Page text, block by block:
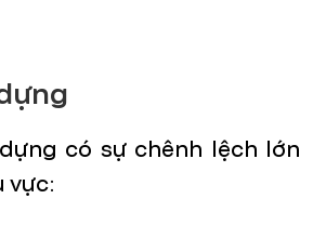
có sự chênh lệch lớn
vực: